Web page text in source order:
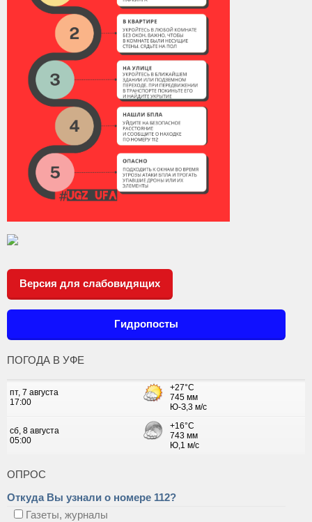
Версия для слабовидящих
Гидропосты
ПОГОДА В УФЕ
ОПРОС
Откуда Вы узнали о номере 112?
Газеты, журналы